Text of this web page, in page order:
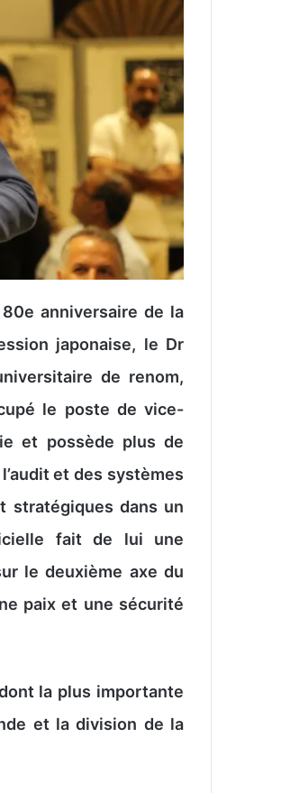
anniversaire de la
japonaise, le Dr
de renom,
le poste de vice-
et possède plus de
et des systèmes
stratégiques dans un
fait de lui une
le deuxième axe du
paix et une sécurité
la plus importante
et la division de la